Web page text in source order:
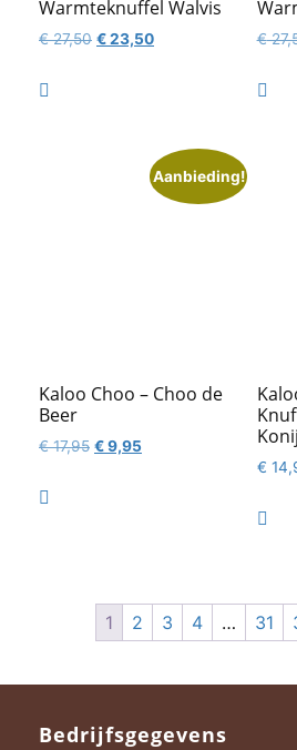
Warmteknuffel Walvis
€27,50 Oorspronkelijke
€23,50Huidige

€

Aanbieding!
Kaloo Choo – Choo de
Beer
€17,95 Oorspronkelijke
€9,95Huidige

€

1 2 3 4 … 31
Bedrijfsgegevens